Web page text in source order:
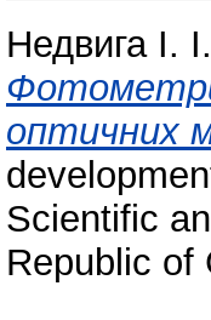
Недвига І. І.
оптичних
Scientific
Republic of